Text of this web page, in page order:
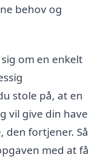
behov og
om en enkelt
stole på, at en
vil give din have
den fortjener. Så
med at få